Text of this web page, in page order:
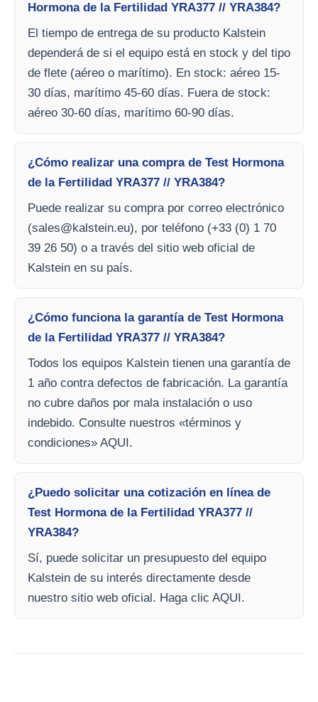
Hormona de la Fertilidad YRA377 // YRA384?
El tiempo de entrega de su producto Kalstein
dependerá de si el equipo está en stock y del tipo
de flete (aéreo o marítimo). En stock: aéreo 15-
30 días, marítimo 45-60 días. Fuera de stock:
aéreo 30-60 días, marítimo 60-90 días.
¿Cómo realizar una compra de Test Hormona
de la Fertilidad YRA377 // YRA384?
Puede realizar su compra por correo electrónico
(sales@kalstein.eu), por teléfono (+33 (0) 1 70
39 26 50) o a través del sitio web oficial de
Kalstein en su país.
¿Cómo funciona la garantía de Test Hormona
de la Fertilidad YRA377 // YRA384?
Todos los equipos Kalstein tienen una garantía de
1 año contra defectos de fabricación. La garantía
no cubre daños por mala instalación o uso
indebido. Consulte nuestros «términos y
condiciones» AQUI.
¿Puedo solicitar una cotización en línea de
Test Hormona de la Fertilidad YRA377 //
YRA384?
Sí, puede solicitar un presupuesto del equipo
Kalstein de su interés directamente desde
nuestro sitio web oficial. Haga clic AQUI.